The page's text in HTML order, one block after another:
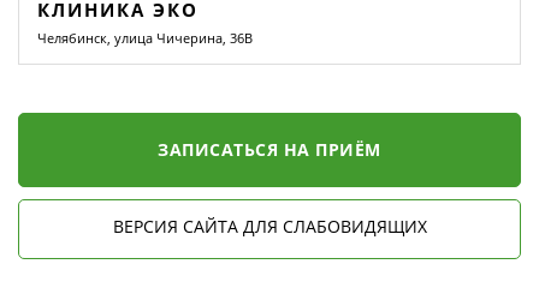
КЛИНИКА ЭКО
Челябинск, улица Чичерина, 36В
ЗАПИСАТЬСЯ НА ПРИЁМ
ВЕРСИЯ САЙТА ДЛЯ СЛАБОВИДЯЩИХ